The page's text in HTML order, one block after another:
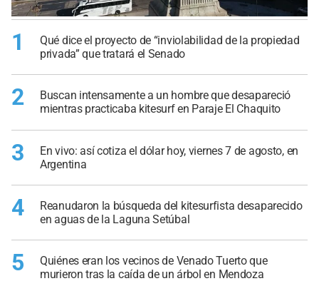
1
Qué dice el proyecto de “inviolabilidad de la propiedad
privada” que tratará el Senado
2
Buscan intensamente a un hombre que desapareció
mientras practicaba kitesurf en Paraje El Chaquito
3
En vivo: así cotiza el dólar hoy, viernes 7 de agosto, en
Argentina
4
Reanudaron la búsqueda del kitesurfista desaparecido
en aguas de la Laguna Setúbal
5
Quiénes eran los vecinos de Venado Tuerto que
murieron tras la caída de un árbol en Mendoza